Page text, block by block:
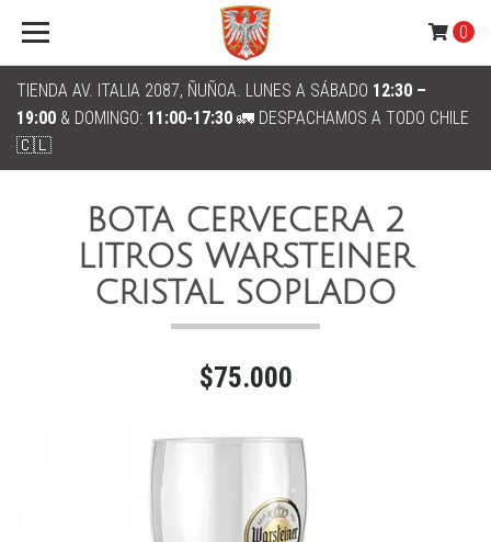
TIENDA AV. ITALIA 2087, ÑUÑOA. LUNES A SÁBADO 12:30 –
19:00 & DOMINGO: 11:00-17:30 🚛 DESPACHAMOS A TODO CHILE
🇨🇱
0
BOTA CERVECERA 2
LITROS WARSTEINER
CRISTAL SOPLADO
$75.000